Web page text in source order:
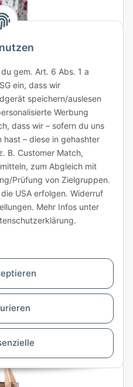
gem. Art. 6 Abs. 1 a
ein, dass wir
speichern/auslesen
Werbung
dass wir – sofern du uns
– diese in gehashter
B. Customer Match,
zum Abgleich mit
Prüfung von Zielgruppen.
USA erfolgen. Widerruf
Mehr Infos unter
1 Flasche 120 x 100 x 350
350 mm (L x B x H)
Motiv
exkl. USt.
ab 72 Stück
Stück
anzeigen
€=22,70 €
- 3 Arbeitstage
Zum Artikel